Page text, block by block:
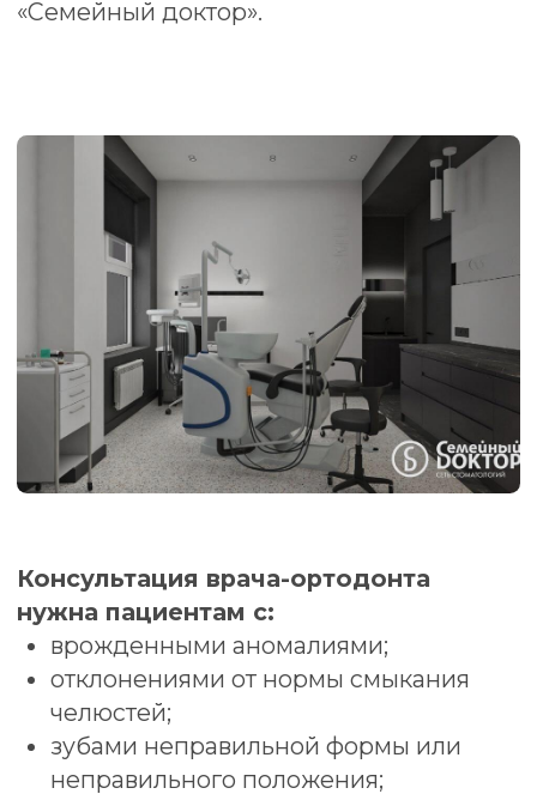
зубов из-за множественного кариеса.
неделю.На терапию может уйти год
или целых два.